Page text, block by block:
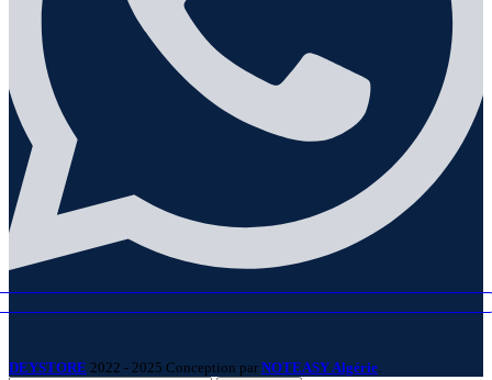
DEYSTORE 2022 - 2025 Conception par NOTEASY Algérie.